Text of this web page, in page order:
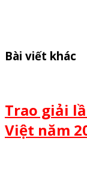
Bài viết khác
Trao giải
Việt năm